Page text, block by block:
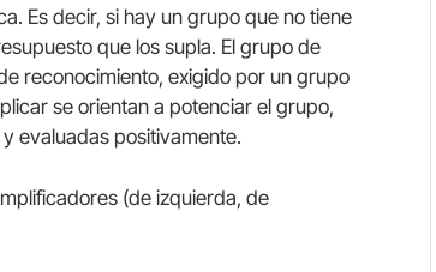
Es decir, si hay un grupo que no tiene
que los supla. El grupo de
reconocimiento, exigido por un grupo
se orientan a potenciar el grupo,
evaluadas positivamente.
(de izquierda, de